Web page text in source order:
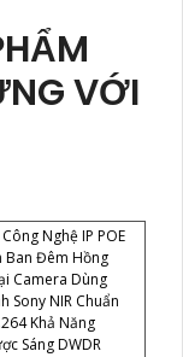
VỚI
Nghệ IP POE
Ban Đêm Hồng
Camera Dùng
Sony NIR Chuẩn
Khả Năng
Sáng DWDR